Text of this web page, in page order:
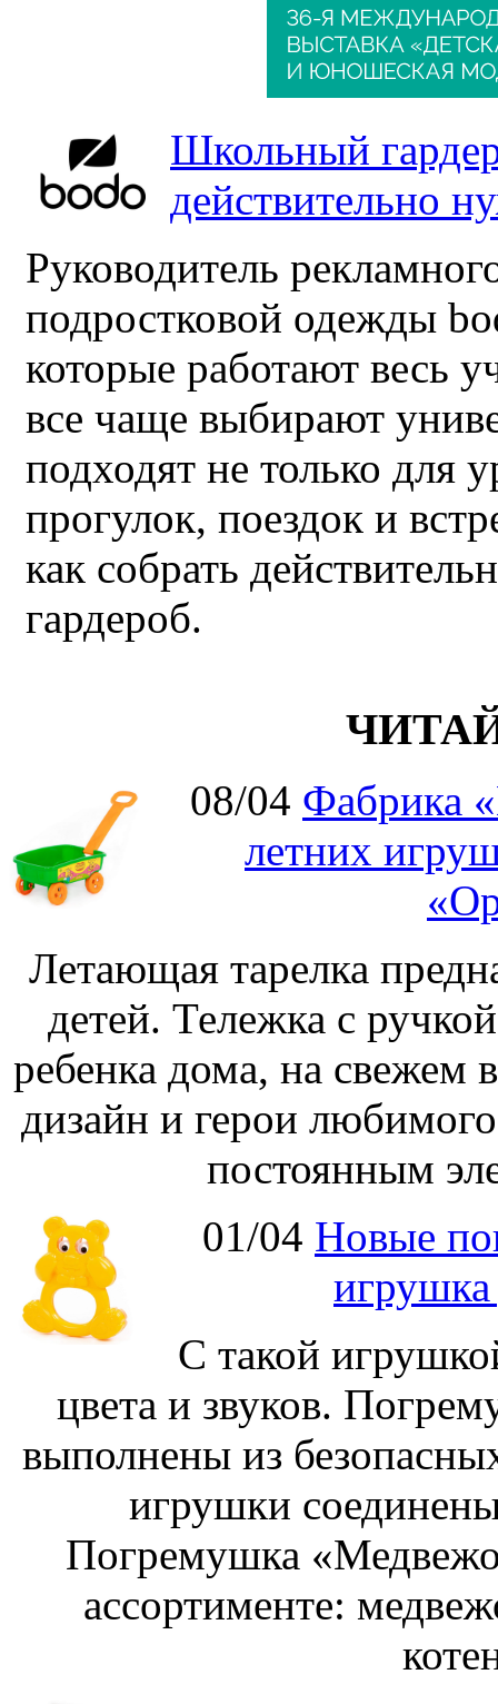
Школьный
действительно
Руководитель
подростковой одежды
которые работают весь
все чаще выбирают
подходят не только для
прогулок, поездок и
как собрать
гардероб.
08/04 Фабрика
летних
Летающая тарелка
детей. Тележка с
ребенка дома, на свежем
дизайн и герои
постоянным
01/04 Новые
С такой
цвета и звуков.
выполнены из
игрушки
Погремушка
ассортименте: